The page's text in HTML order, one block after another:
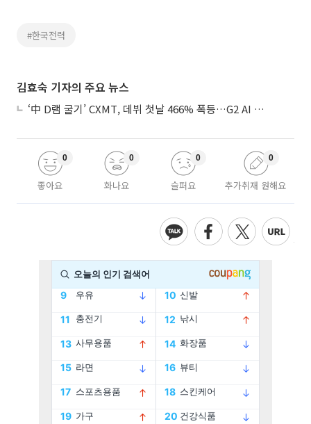
#한국전력
김효숙 기자의 주요 뉴스
‘中 D램 굴기’ CXMT, 데뷔 첫날 466% 폭등…G2 AI 패권 ‘쩐의 전쟁’
좋아요
0
화나요
0
슬퍼요
0
추가취재 원해요
0